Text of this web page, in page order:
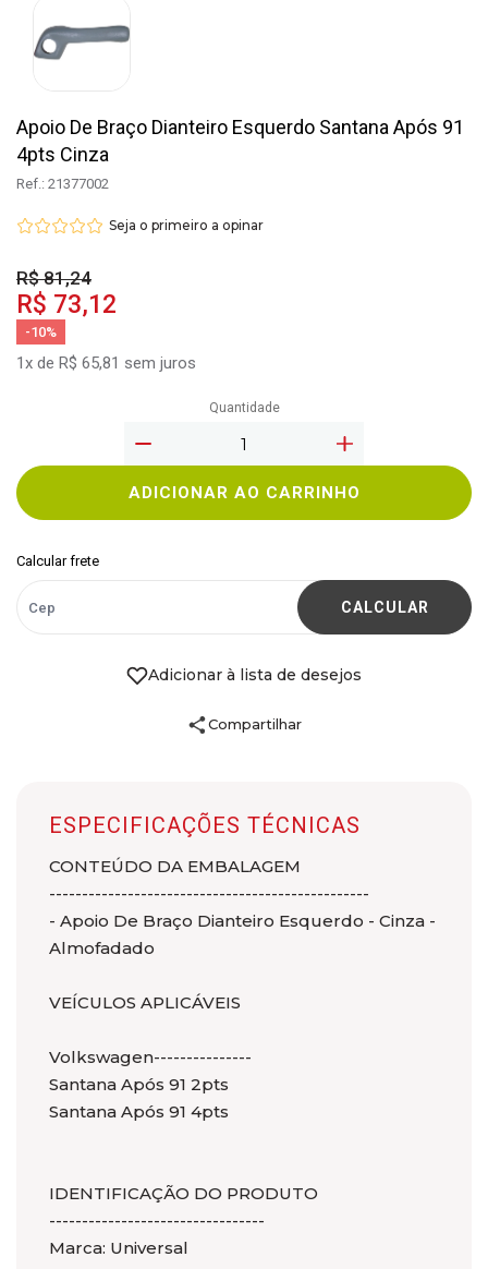
Apoio De Braço Dianteiro Esquerdo Santana Após 91
4pts Cinza
Ref.: 21377002
Seja o primeiro a opinar
R$ 81,24
R$ 73,12
-10%
1x de R$ 65,81 sem juros
Quantidade
ADICIONAR AO CARRINHO
Calcular frete
CALCULAR
Adicionar à lista de desejos
Compartilhar
ESPECIFICAÇÕES TÉCNICAS
CONTEÚDO DA EMBALAGEM
-------------------------------------------------
- Apoio De Braço Dianteiro Esquerdo - Cinza -
Almofadado
VEÍCULOS APLICÁVEIS
Volkswagen---------------
Santana Após 91 2pts
Santana Após 91 4pts
IDENTIFICAÇÃO DO PRODUTO
---------------------------------
Marca: Universal